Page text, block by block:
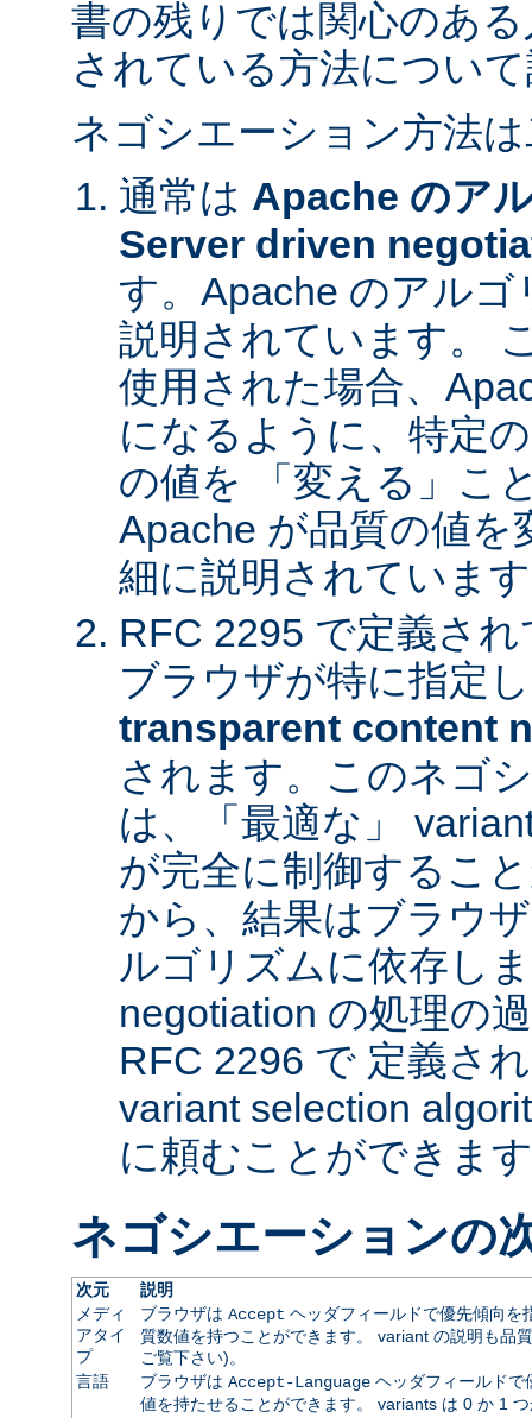
書の残りでは関心のあ
されている方法につい
ネゴシエーション方法
通常は Apache のア
Server driven
す。Apache のアル
説明されています。
使用された場合、
になるように、特定
の値を 「変える」こ
Apache が品質の値を
細に説明されていま
RFC 2295 で定義さ
ブラウザが特に指定
transparent content
されます。このネゴ
は、「最適な」
が完全に制御するこ
から、結果はブラウ
ルゴリズムに依存し
negotiation の処理の
RFC 2296 で 定義さ
variant selection
に頼むことができま
ネゴシエーションの
次元
説明
メディ
アタイ
プ
ブラウザは Accept ヘッダフィールドで優先傾向を
質数値を持つことができます。 variant の説明も品
ご覧下さい)。
言語
ブラウザは Accept-Languageヘッダフィールドで
値を持たせることができます。 variants は 0 か 1